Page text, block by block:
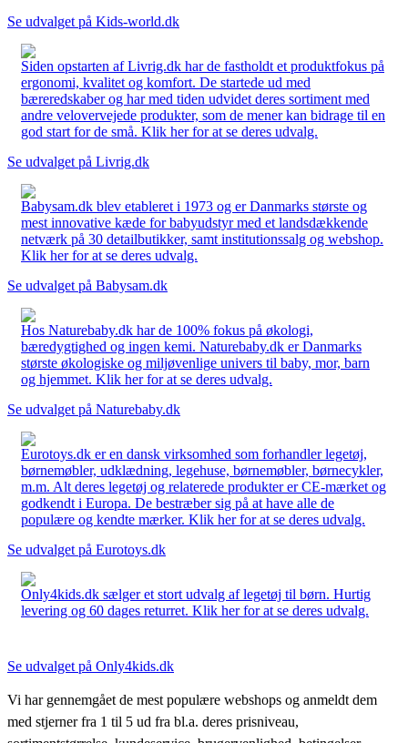
Se udvalget på Kids-world.dk
Siden opstarten af Livrig.dk har de fastholdt et produktfokus på
ergonomi, kvalitet og komfort. De startede ud med
bæreredskaber og har med tiden udvidet deres sortiment med
andre velovervejede produkter, som de mener kan bidrage til en
god start for de små. Klik her for at se deres udvalg.
Se udvalget på Livrig.dk
Babysam.dk blev etableret i 1973 og er Danmarks største og
mest innovative kæde for babyudstyr med et landsdækkende
netværk på 30 detailbutikker, samt institutionssalg og webshop.
Klik her for at se deres udvalg.
Se udvalget på Babysam.dk
Hos Naturebaby.dk har de 100% fokus på økologi,
bæredygtighed og ingen kemi. Naturebaby.dk er Danmarks
største økologiske og miljøvenlige univers til baby, mor, barn
og hjemmet. Klik her for at se deres udvalg.
Se udvalget på Naturebaby.dk
Eurotoys.dk er en dansk virksomhed som forhandler legetøj,
børnemøbler, udklædning, legehuse, børnemøbler, børnecykler,
m.m. Alt deres legetøj og relaterede produkter er CE-mærket og
godkendt i Europa. De bestræber sig på at have alle de
populære og kendte mærker. Klik her for at se deres udvalg.
Se udvalget på Eurotoys.dk
Only4kids.dk sælger et stort udvalg af legetøj til børn. Hurtig
levering og 60 dages returret. Klik her for at se deres udvalg.
Se udvalget på Only4kids.dk
Vi har gennemgået de mest populære webshops og anmeldt dem
med stjerner fra 1 til 5 ud fra bl.a. deres prisniveau,